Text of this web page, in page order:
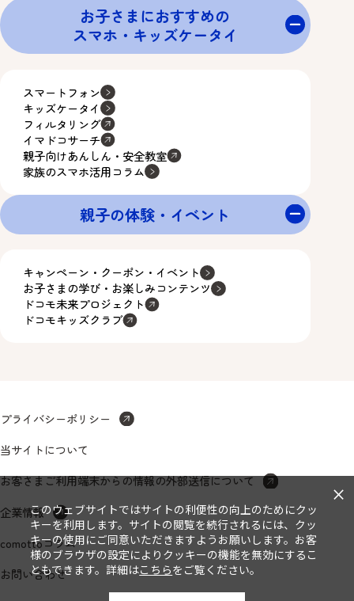
お子さまにおすすめの
スマホ・キッズケータイ
スマートフォン
キッズケータイ
フィルタリング
イマドコサーチ
親子向けあんしん・安全教室
家族のスマホ活用コラム
親子の体験・イベント
キャンペーン・クーポン・イベント
お子さまの学び・お楽しみコンテンツ
ドコモ未来プロジェクト
ドコモキッズクラブ
×
このウェブサイトではサイトの利便性の向上のためにクッ
キーを利用します。サイトの閲覧を続行されるには、クッ
キーの使用にご同意いただきますようお願いします。お客
様のブラウザの設定によりクッキーの機能を無効にするこ
ともできます。詳細はこちらをご覧ください。
プライバシーポリシー
当サイトについて
お客さまご利用端末からの情報の外部送信について
企業情報
comottoコラム
お問い合わせ